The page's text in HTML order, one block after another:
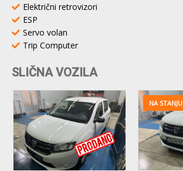
Električni retrovizori
ESP
Servo volan
Trip Computer
SLIČNA VOZILA
NA STANJU